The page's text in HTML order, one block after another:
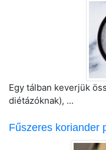
Egy tálban keverjük
diétázóknak), ...
Fűszeres koriander